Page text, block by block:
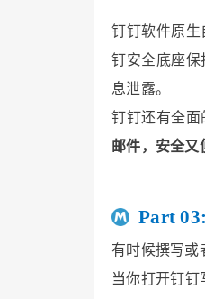
钉钉软件原
钉安全底座保
息泄露。
钉钉还有全面
邮件，安全又
Part
有时候撰写或
当你打开钉